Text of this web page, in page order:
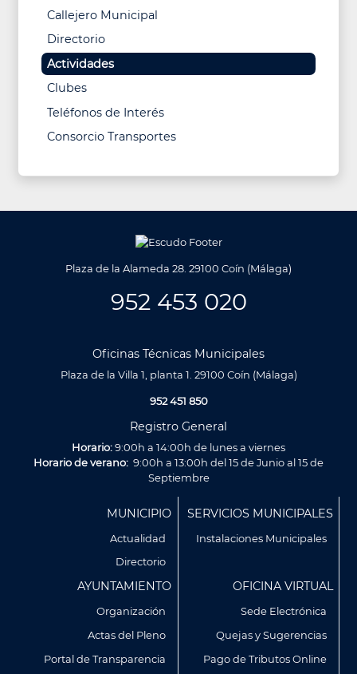
Callejero Municipal
Directorio
Actividades
Clubes
Teléfonos de Interés
Consorcio Transportes
Utilizamos cookies propias y de terceros para analizar
nuestros servicios y mostrarte publicidad relacionada con
Plaza de la Alameda 28. 29100 Coín (Málaga)
952 453 020
Oficinas Técnicas Municipales
Plaza de la Villa 1, planta 1. 29100 Coín (Málaga)
952 451 850
Registro General
Horario:9:00h a 14:00h de lunes a viernes
Horario de verano: 9:00h a 13:00h del 15 de Junio al 15 de
Septiembre
MUNICIPIO
Actualidad
Directorio
SERVICIOS MUNICIPALES
Instalaciones Municipales
AYUNTAMIENTO
Organización
Actas del Pleno
Portal de Transparencia
OFICINA VIRTUAL
Sede Electrónica
Quejas y Sugerencias
Pago de Tributos Online